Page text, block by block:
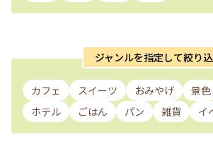
ジャンルを指定して絞り
カフェ スイーツ おみやげ 景色
ホテル
ごはん パン 雑貨 イ